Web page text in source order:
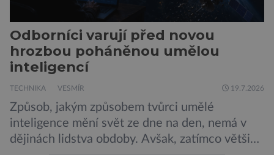
Odborníci varují před novou
hrozbou poháněnou umělou
inteligencí
TECHNIKA VESMÍR 19.7.2026
Způsob, jakým způsobem tvůrci umělé
inteligence mění svět ze dne na den, nemá v
dějinách lidstva obdoby. Avšak, zatímco většina